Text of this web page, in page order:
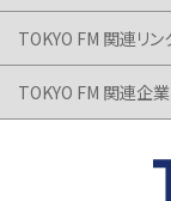
TOKYO FM 関連リン
TOKYO FM 関連企業